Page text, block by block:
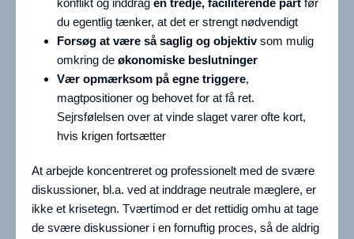
konflikt og inddrag en tredje, faciliterende part før
du egentlig tænker, at det er strengt nødvendigt
Forsøg at være så saglig og objektivsom mulig
omkring de økonomiske beslutninger
Vær opmærksom på egne triggere,
magtpositioner og behovet for at få ret.
Sejrsfølelsen over at vinde slaget varer ofte kort,
hvis krigen fortsætter
At arbejde koncentreret og professionelt med de svære
diskussioner, bl.a. ved at inddrage neutrale mæglere, er
ikke et krisetegn. Tværtimod er det rettidig omhu at tage
de svære diskussioner i en fornuftig proces, så de aldrig